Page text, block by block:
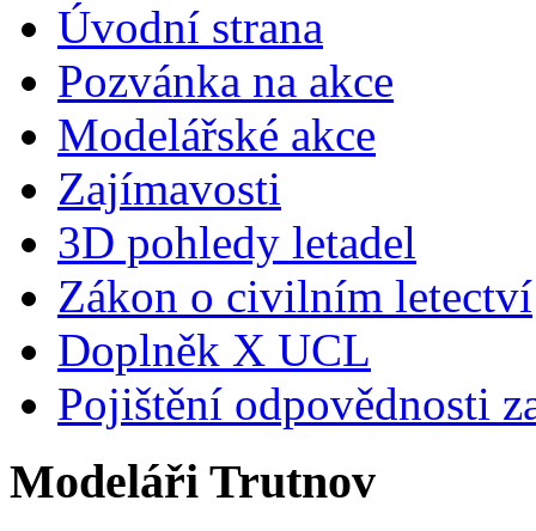
Úvodní strana
Pozvánka na akce
Modelářské akce
Zajímavosti
3D pohledy letadel
Zákon o civilním letectví
Doplněk X UCL
Pojištění odpovědnosti
Modeláři Trutnov